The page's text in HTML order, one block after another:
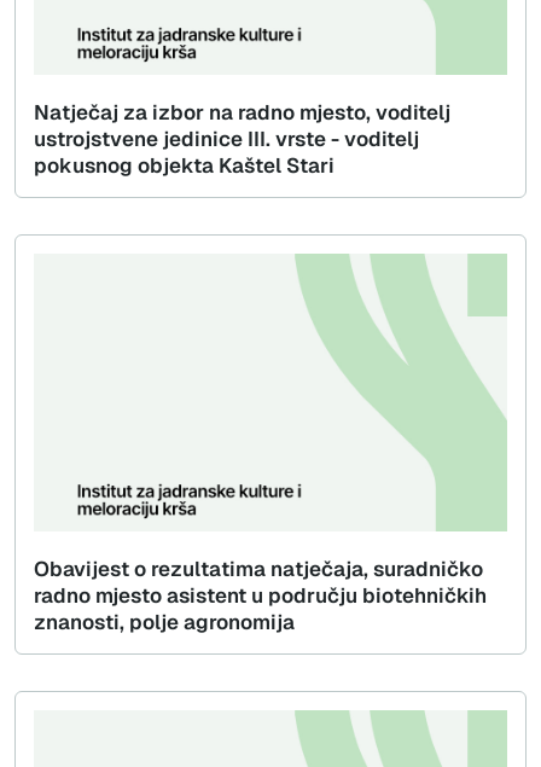
Natječaj za izbor na radno mjesto, voditelj
ustrojstvene jedinice III. vrste - voditelj
pokusnog objekta Kaštel Stari
Obavijest o rezultatima natječaja, suradničko
radno mjesto asistent u području biotehničkih
znanosti, polje agronomija